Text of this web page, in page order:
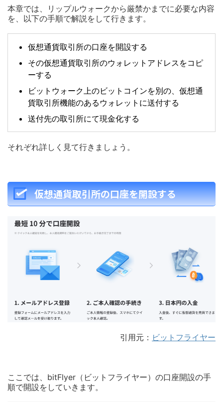
本章では、リップルウォークから厳禁かまでに必要な内容
を、以下の手順で解説をして行きます。
仮想通貨取引所の口座を開設する
その仮想通貨取引所のウォレットアドレスをコピ
ーする
ビットウォーク上のビットコインを別の、仮想通
貨取引所機能のあるウォレットに送付する
送付先の取引所にて現金化する
それぞれ詳しく見て行きましょう。
仮想通貨取引所の口座を開設する
引用元： ビットフライヤー
ここでは、bitFlyer（ビットフライヤー）の口座開設の手
順で開設をしていきます。